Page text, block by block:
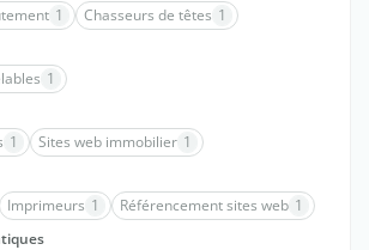
1 Chasseurs de têtes 1
1
1 Sites web immobilier 1
Imprimeurs 1 Référencement sites web 1